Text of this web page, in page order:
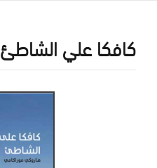
كافكا علي الشاطئ